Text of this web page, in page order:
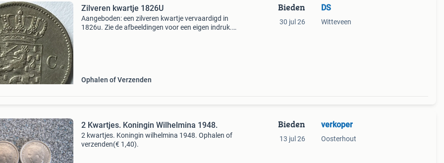
Zilveren kwartje 1826U
Aangeboden: een zilveren kwartje vervaardigd in
1826u. Zie de afbeeldingen voor een eigen indruk.
Ophalen of Verzenden
Bieden
30 jul 26
DS
Witteveen
2 Kwartjes. Koningin Wilhelmina 1948.
2 kwartjes. Koningin wilhelmina 1948. Ophalen of
verzenden(€ 1,40).
Bieden
13 jul 26
verkoper
Oosterhout